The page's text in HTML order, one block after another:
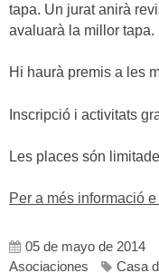
tapa. Un jurat anirà
avaluarà la millor tapa.
Hi haurà premis a les
Inscripció i activitats
Les places són
Per a més informació
05 de mayo de 2014
Asociaciones
Casa